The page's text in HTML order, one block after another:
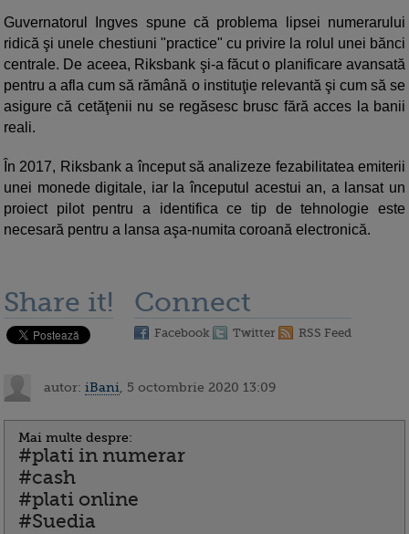
Guvernatorul Ingves spune că problema lipsei numerarului
ridică şi unele chestiuni "practice" cu privire la rolul unei bănci
centrale. De aceea, Riksbank şi-a făcut o planificare avansată
pentru a afla cum să rămână o instituţie relevantă şi cum să se
asigure că cetăţenii nu se regăsesc brusc fără acces la banii
reali.
În 2017, Riksbank a început să analizeze fezabilitatea emiterii
unei monede digitale, iar la începutul acestui an, a lansat un
proiect pilot pentru a identifica ce tip de tehnologie este
necesară pentru a lansa aşa-numita coroană electronică.
Share it! Connect
Facebook Twitter RSS Feed
autor: iBani , 5 octombrie 2020 13:09
Mai multe despre:
#plati in numerar
#cash
#plati online
#Suedia